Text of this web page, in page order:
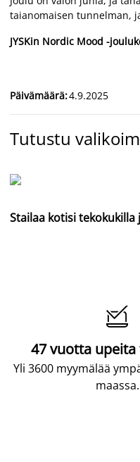
taianomaisen tunnelman,
JYSKin Nordic Mood -
Päivämäärä:4.9.2025
Tutustu
Stailaa kotisi tekokukilla

47 vuotta
Yli 3600 myymälää
maassa.